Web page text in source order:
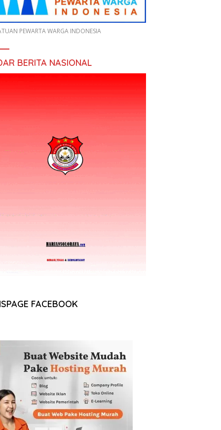
PEWARTA WARGA INDONESIA
BERITA NASIONAL
FACEBOOK